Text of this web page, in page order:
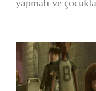
yapmalı ve